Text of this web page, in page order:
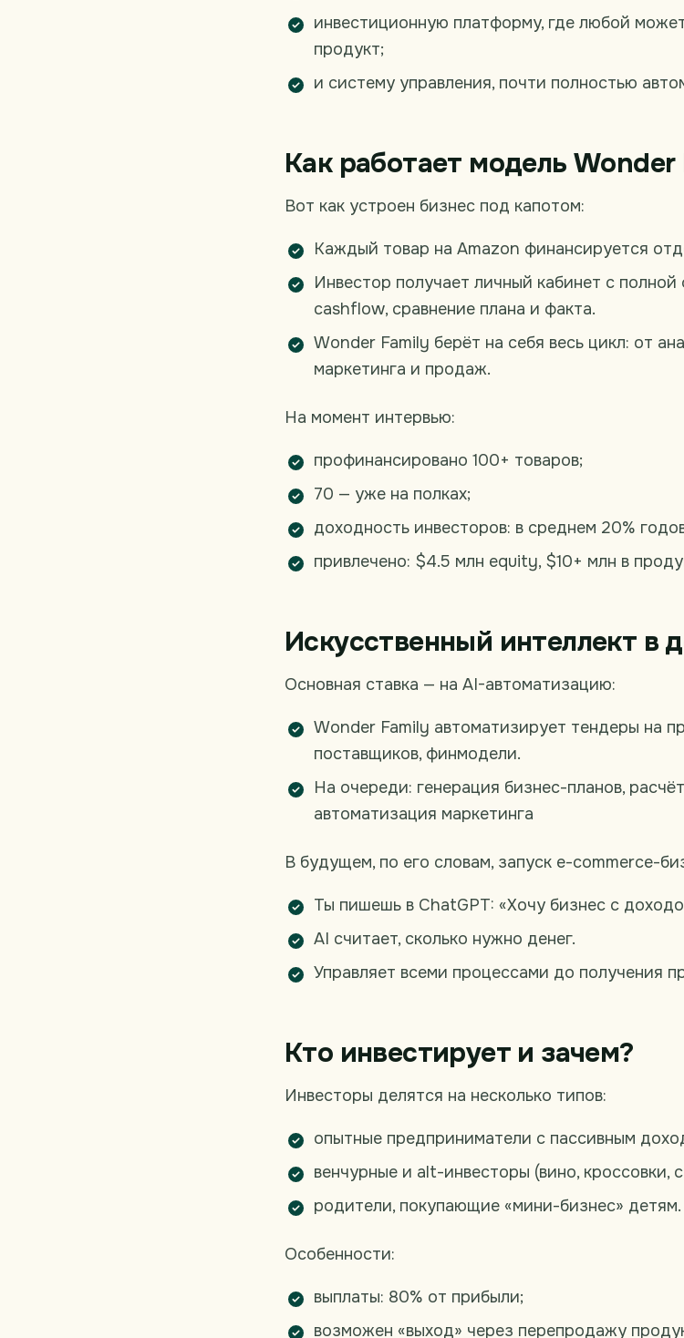
инвестиционную платформу, где любой
продукт;
и систему управления, почти полностью
Как работает модель Wonder
Вот как устроен бизнес под капотом:
Каждый товар на Amazon финансируется
Инвестор получает личный кабинет с
cashflow, сравнение плана и факта.
Wonder Family берёт на себя весь цикл: от
маркетинга и продаж.
На момент интервью:
профинансировано 100+ товаров;
70 — уже на полках;
доходность инвесторов: в среднем 20%
привлечено: $4.5 млн equity, $10+ млн в
Искусственный интеллект в
Основная ставка — на AI-автоматизацию:
Wonder Family автоматизирует тендеры на
поставщиков, финмодели.
На очереди: генерация бизнес-планов,
автоматизация маркетинга
В будущем, по его словам, запуск e-commerce-
Ты пишешь в ChatGPT: «Хочу бизнес с
AI считает, сколько нужно денег.
Управляет всеми процессами до получения
Кто инвестирует и зачем?
Инвесторы делятся на несколько типов:
опытные предприниматели с пассивным
венчурные и alt-инвесторы (вино, кроссовки,
родители, покупающие «мини-бизнес» детям.
Особенности:
выплаты: 80% от прибыли;
возможен «выход» через перепродажу